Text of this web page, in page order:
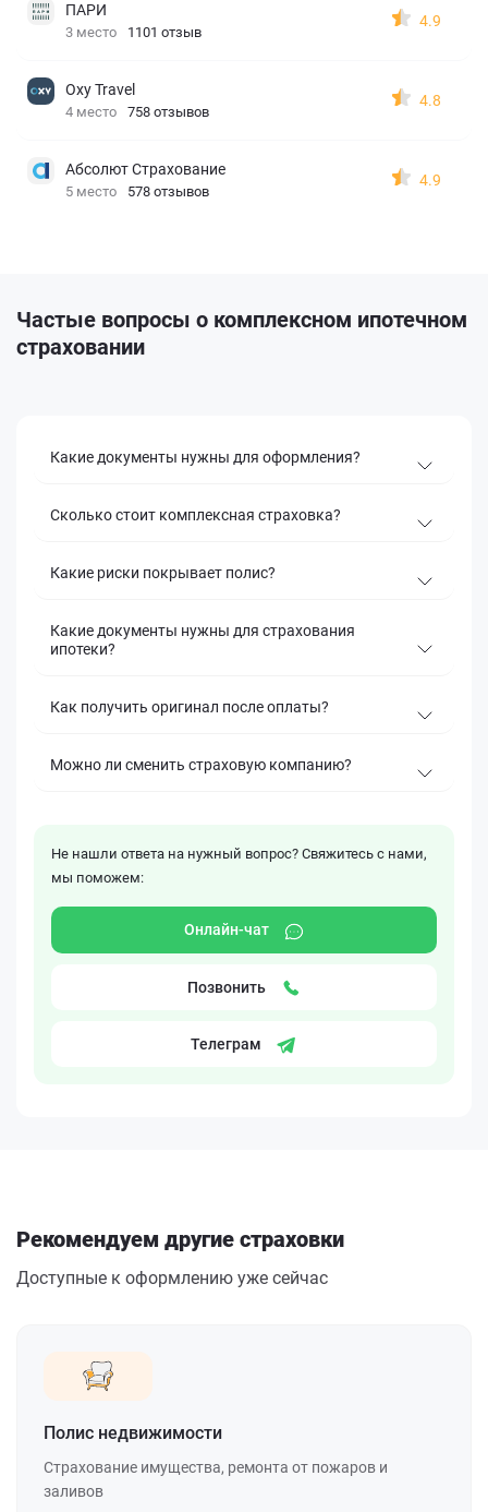
ПАРИ
3 место 1101 отзыв
4.9
Oxy Travel
4 место 758 отзывов
4.8
Абсолют Страхование
5 место 578 отзывов
4.9
Частые вопросы о комплексном ипотечном
страховании
Какие документы нужны для оформления?
Сколько стоит комплексная страховка?
Какие риски покрывает полис?
Какие документы нужны для страхования
ипотеки?
Как получить оригинал после оплаты?
Можно ли сменить страховую компанию?
Не нашли ответа на нужный вопрос? Свяжитесь с нами,
мы поможем:
Онлайн-чат
Позвонить
Телеграм
Рекомендуем другие страховки
Доступные к оформлению уже сейчас
Полис недвижимости
Страхование имущества, ремонта от пожаров и
заливов